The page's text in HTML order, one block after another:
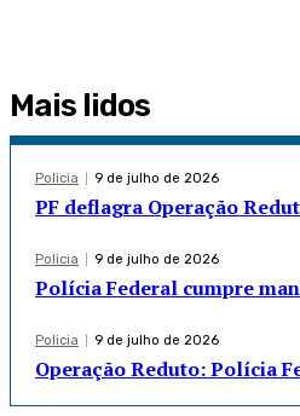
Mais lidos
Policia 9 de julho de 2026
PF deflagra Operação
Policia 9 de julho de 2026
Polícia Federal cumpre
Policia 9 de julho de 2026
Operação Reduto: Polícia